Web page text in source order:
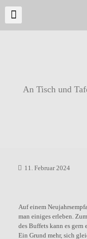
An Tisch und
11. Februar 2024
Auf einem
man einiges erleben.
des Buffets kann es
Ein Grund mehr, sich